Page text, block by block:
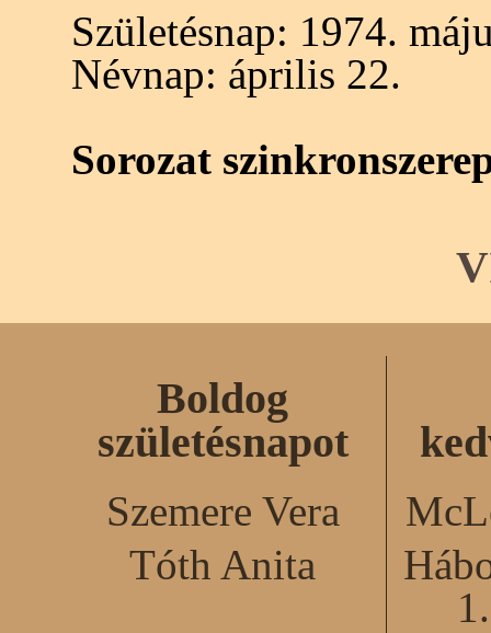
Születésnap: 1974.
Névnap: április 22.
Sorozat
Boldog
születésnapot
Szemere Vera
Tóth Anita